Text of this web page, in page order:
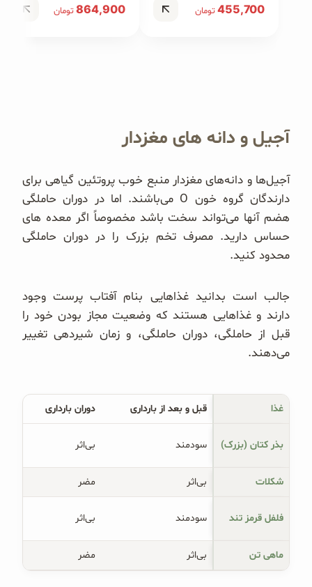
455,700تومان 864,900تومان
آجیل و دانه های مغزدار
آجیل‌ها و دانه‌های مغزدار منبع خوب پروتئین گیاهی برای
دارندگان گروه خون O می‌باشند. ا‌ما در دوران حاملگی
هضم آنها می‌تواند سخت باشد مخصوصاً اگر معده های
حساس دارید. مصرف تخم بزرک را در دوران حاملگی
محدود کنید.
جالب است بدانید غذاهایی بنام آفتاب پرست وجود
دارند و غذاهایی هستند که وضعیت مجاز بودن خود را
قبل از حاملگی، دوران حاملگی، و زمان شیردهی تغییر
می‌دهند.
غذا قبل و بعد از بارداری دوران بارداری
بذر کتان (بزرک) سودمند بی‌اثر
شکلات بی‌اثر مضر
فلفل قرمز تند سودمند بی‌اثر
ماهی تن بی‌اثر مضر